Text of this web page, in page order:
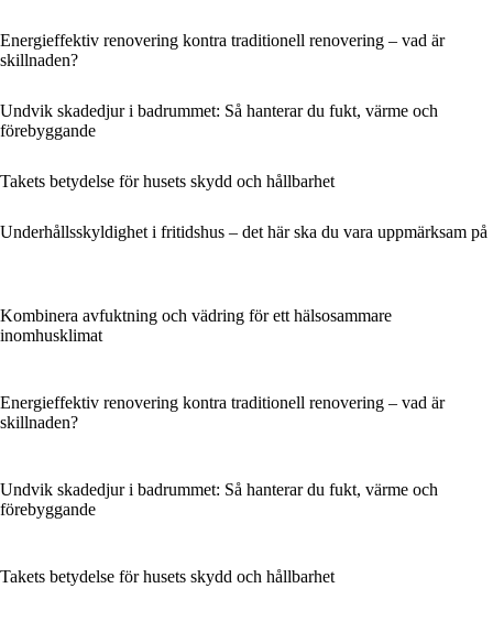
Energieffektiv renovering kontra traditionell renovering – vad är
skillnaden?
Undvik skadedjur i badrummet: Så hanterar du fukt, värme och
förebyggande
Takets betydelse för husets skydd och hållbarhet
Underhållsskyldighet i fritidshus – det här ska du vara uppmärksam på
Kombinera avfuktning och vädring för ett hälsosammare
inomhusklimat
Energieffektiv renovering kontra traditionell renovering – vad är
skillnaden?
Undvik skadedjur i badrummet: Så hanterar du fukt, värme och
förebyggande
Takets betydelse för husets skydd och hållbarhet